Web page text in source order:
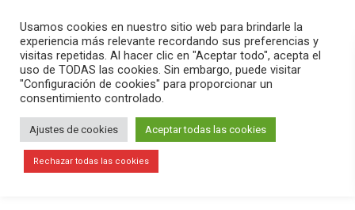
search menu pause PLAY
julio 22, 2020
Nuevo brote de coronavirus en Santa
Pola con 4 casos
En el programa Versión Radio hemos contado la actualidad de
Usamos cookies en nuestro sitio web para brindarle la
experiencia más relevante recordando sus preferencias y
visitas repetidas. Al hacer clic en "Aceptar todo", acepta el
uso de TODAS las cookies. Sin embargo, puede visitar
"Configuración de cookies" para proporcionar un
consentimiento controlado.
Ajustes de cookies Aceptar todas las cookies
Rechazar todas las cookies